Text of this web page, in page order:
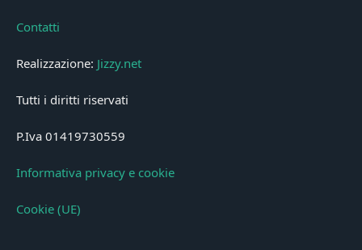
Contatti
Realizzazione: Jizzy.net
Tutti i diritti riservati
P.Iva 01419730559
Informativa privacy e cookie
Cookie (UE)